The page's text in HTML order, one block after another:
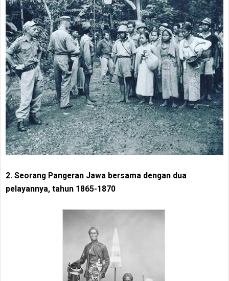
2. Seorang Pangeran Jawa bersama dengan dua
pelayannya, tahun 1865-1870